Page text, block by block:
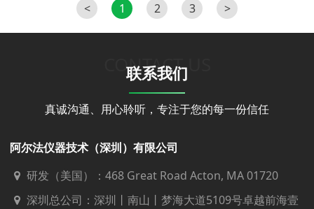
< 1 2 3 >
联系我们
CONTACT US
真诚沟通、用心聆听，专注于您的每一份信任
阿尔法仪器技术（深圳）有限公司
研发（美国）：468 Great Road Acton, MA 01720
深圳总公司：深圳丨南山丨梦海大道5109号卓越前海壹